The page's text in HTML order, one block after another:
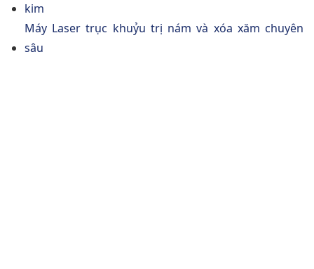
kim
Máy Laser trục khuỷu trị nám và xóa xăm chuyên
sâu